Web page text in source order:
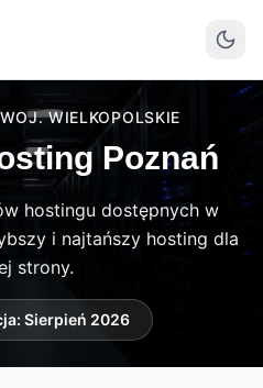
WIELKOPOLSKIE
Poznań
hostingu dostępnych w
i najtańszy hosting dla
strony.
Sierpień 2026